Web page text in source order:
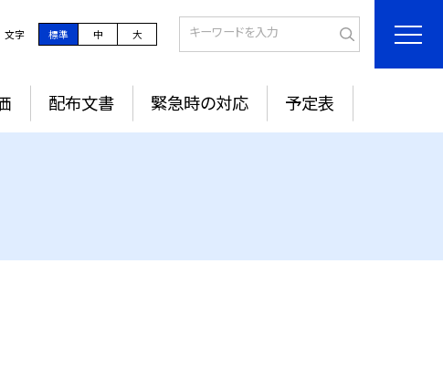
文字 標準 中 大
配布文書 緊急時の対応 予定表